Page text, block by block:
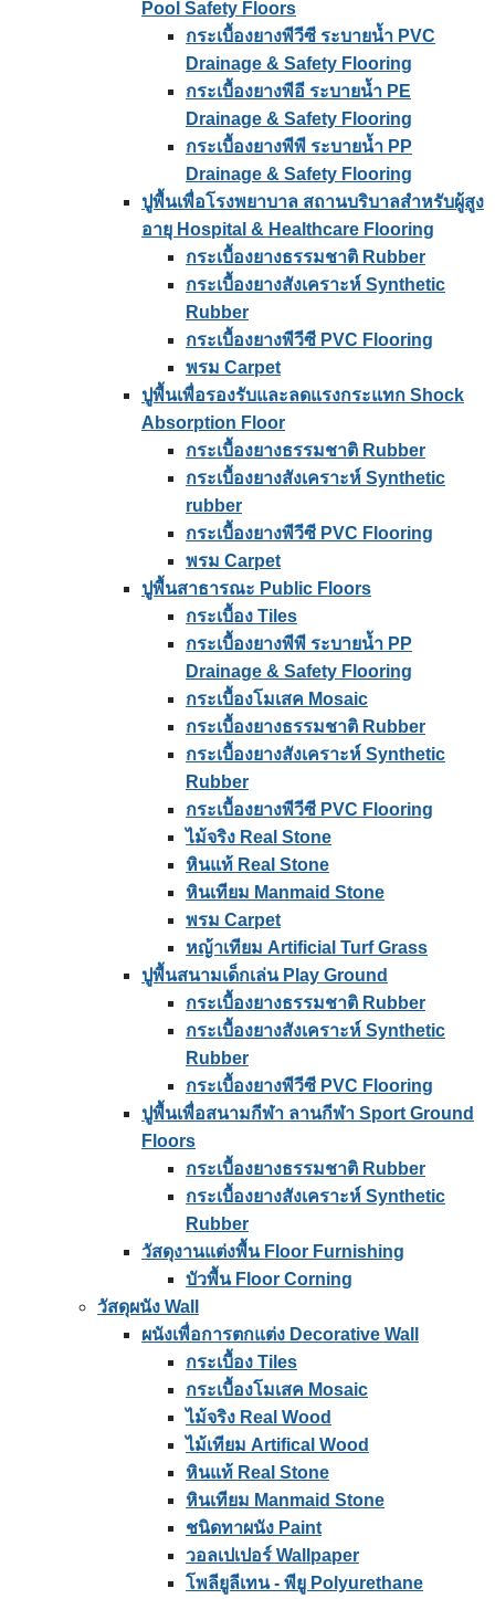
Pool Safety Floors
กระเบื้องยางพีวีซี ระบายน้ำ PVC
Drainage & Safety Flooring
กระเบื้องยางพีอี ระบายน้ำ PE
Drainage & Safety Flooring
กระเบื้องยางพีพี ระบายน้ำ PP
Drainage & Safety Flooring
ปูพื้นเพื่อโรงพยาบาล สถานบริบาลสำหรับผู้สูง
อายุ Hospital & Healthcare Flooring
กระเบื้องยางธรรมชาติ Rubber
กระเบื้องยางสังเคราะห์ Synthetic
Rubber
กระเบื้องยางพีวีซี PVC Flooring
พรม Carpet
ปูพื้นเพื่อรองรับและลดแรงกระแทก Shock
Absorption Floor
กระเบื้องยางธรรมชาติ Rubber
กระเบื้องยางสังเคราะห์ Synthetic
rubber
กระเบื้องยางพีวีซี PVC Flooring
พรม Carpet
ปูพื้นสาธารณะ Public Floors
กระเบื้อง Tiles
กระเบื้องยางพีพี ระบายน้ำ PP
Drainage & Safety Flooring
กระเบื้องโมเสค Mosaic
กระเบื้องยางธรรมชาติ Rubber
กระเบื้องยางสังเคราะห์ Synthetic
Rubber
กระเบื้องยางพีวีซี PVC Flooring
ไม้จริง Real Stone
หินแท้ Real Stone
หินเทียม Manmaid Stone
พรม Carpet
หญ้าเทียม Artificial Turf Grass
ปูพื้นสนามเด็กเล่น Play Ground
กระเบื้องยางธรรมชาติ Rubber
กระเบื้องยางสังเคราะห์ Synthetic
Rubber
กระเบื้องยางพีวีซี PVC Flooring
ปูพื้นเพื่อสนามกีฬา ลานกีฬา Sport Ground
Floors
กระเบื้องยางธรรมชาติ Rubber
กระเบื้องยางสังเคราะห์ Synthetic
Rubber
วัสดุงานแต่งพื้น Floor Furnishing
บัวพื้น Floor Corning
วัสดุผนัง Wall
ผนังเพื่อการตกแต่ง Decorative Wall
กระเบื้อง Tiles
กระเบื้องโมเสค Mosaic
ไม้จริง Real Wood
ไม้เทียม Artifical Wood
หินแท้ Real Stone
หินเทียม Manmaid Stone
ชนิดทาผนัง Paint
วอลเปเปอร์ Wallpaper
โพลียูลีเทน - พียู Polyurethane